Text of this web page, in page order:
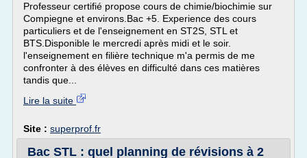
Professeur certifié propose cours de chimie/biochimie sur
Compiegne et environs.Bac +5. Experience des cours
particuliers et de l'enseignement en ST2S, STL et
BTS.Disponible le mercredi après midi et le soir.
l'enseignement en filière technique m'a permis de me
confronter à des élèves en difficulté dans ces matières
tandis que...
Lire la suite
Site : superprof.fr
Bac STL : quel planning de révisions à 2